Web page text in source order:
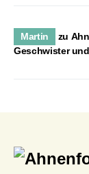
Martin zu
Geschwister